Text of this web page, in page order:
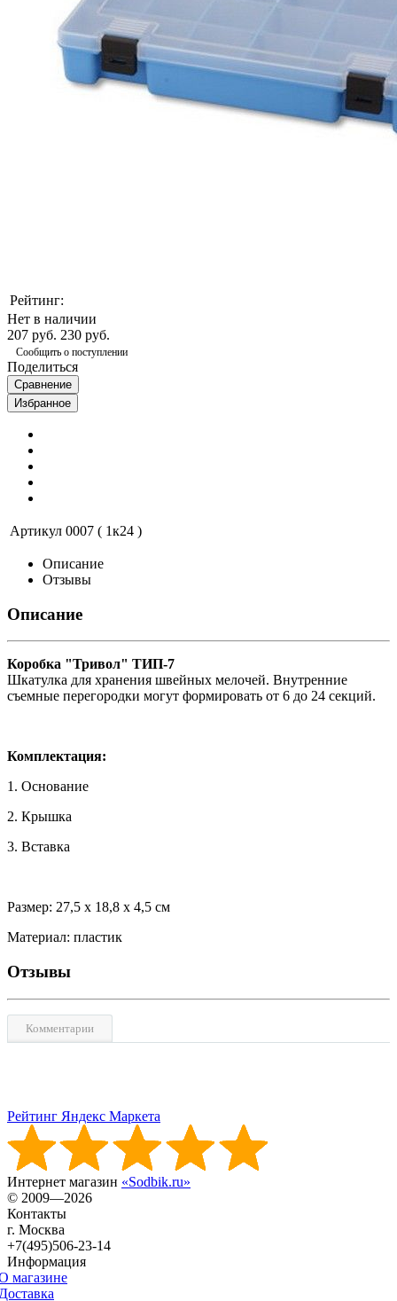
Рейтинг:
Нет в наличии
207 руб. 230 руб.
Сообщить о поступлении
Поделиться
Сравнение
Избранное
Артикул 0007 ( 1к24 )
Описание
Отзывы
Описание
Коробка "Тривол" ТИП-7
Шкатулка для хранения швейных мелочей. Внутренние
съемные перегородки могут формировать от 6 до 24 секций.
Комплектация:
1. Основание
2. Крышка
3. Вставка
Размер: 27,5 х 18,8 х 4,5 см
Материал: пластик
Отзывы
Комментарии
Рейтинг Яндекс Маркета
Интернет магазин «Sodbik.ru»
© 2009—2026
Контакты
г. Москва
+7(495)506-23-14
Информация
магазине